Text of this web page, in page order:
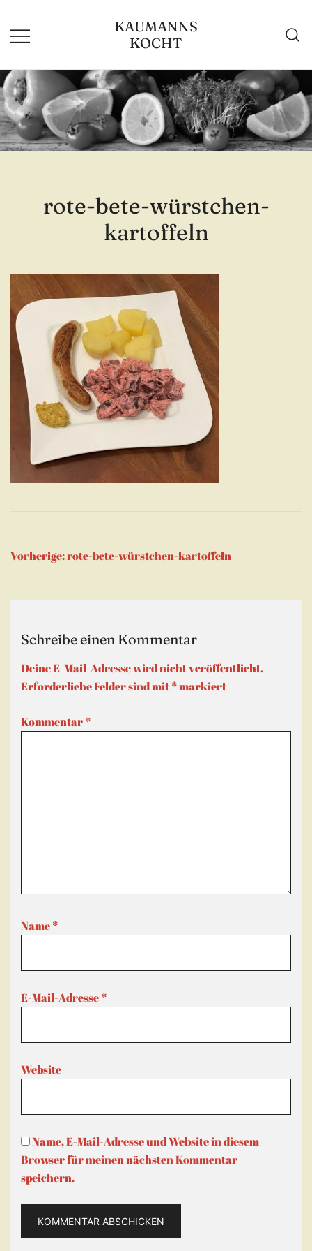
Inhalt
springen
KAUMANNS
KOCHT
rote-bete-würstchen-
kartoffeln
Beitragsnavigation
Vorherige:rote-bete-würstchen-kartoffeln
Schreibe einen Kommentar
Deine E-Mail-Adresse wird nicht veröffentlicht.
Erforderliche Felder sind mit*markiert
Kommentar*
Name*
E-Mail-Adresse*
Website
Name, E-Mail-Adresse und Website in diesem
Browser für meinen nächsten Kommentar
speichern.